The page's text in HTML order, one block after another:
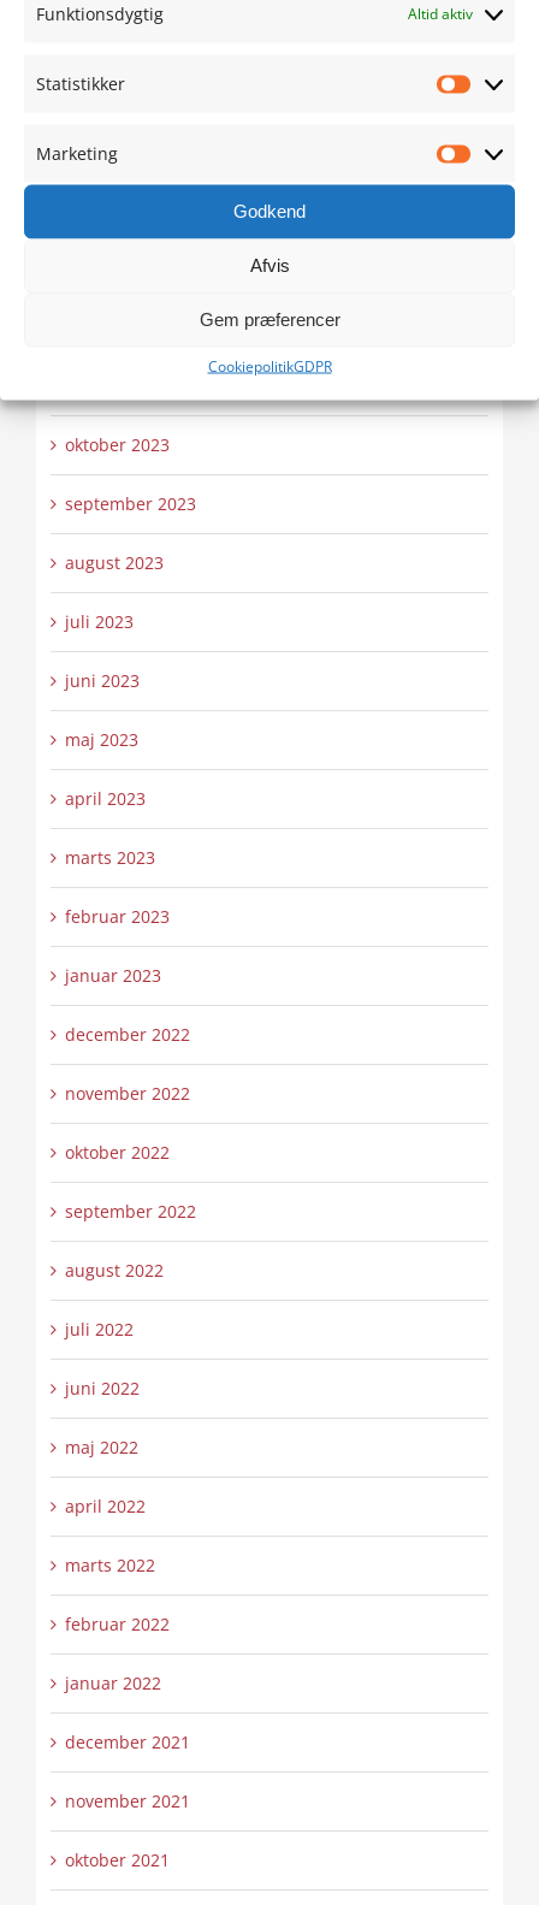
Funktionsdygtig Altid aktiv
Statistikker
Marketing
Godkend
Afvis
Gem præferencer
CookiepolitikGDPR
maj 2024
april 2024
marts 2024
oktober 2023
september 2023
august 2023
juli 2023
juni 2023
maj 2023
april 2023
marts 2023
februar 2023
januar 2023
december 2022
november 2022
oktober 2022
september 2022
august 2022
juli 2022
juni 2022
maj 2022
april 2022
marts 2022
februar 2022
januar 2022
december 2021
november 2021
oktober 2021